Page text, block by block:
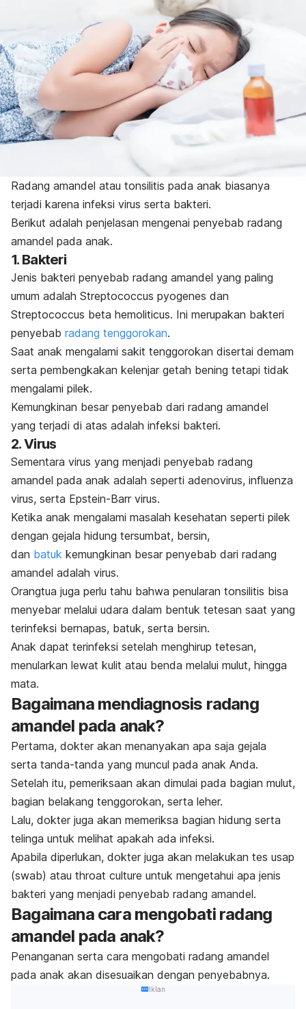
Radang amandel atau tonsilitis pada anak biasanya
terjadi karena infeksi virus serta bakteri.
Berikut adalah penjelasan mengenai penyebab radang
amandel pada anak.
1. Bakteri
Jenis bakteri penyebab radang amandel yang paling
umum adalah Streptococcus pyogenes dan
Streptococcus beta hemoliticus. Ini merupakan bakteri
penyebab radang tenggorokan.
Saat anak mengalami sakit tenggorokan disertai demam
serta pembengkakan kelenjar getah bening tetapi tidak
mengalami pilek.
Kemungkinan besar penyebab dari radang amandel
yang terjadi di atas adalah infeksi bakteri.
2. Virus
Sementara virus yang menjadi penyebab radang
amandel pada anak adalah seperti adenovirus, influenza
virus, serta Epstein-Barr virus.
Ketika anak mengalami masalah kesehatan seperti pilek
dengan gejala hidung tersumbat, bersin,
dan batuk kemungkinan besar penyebab dari radang
amandel adalah virus.
Orangtua juga perlu tahu bahwa penularan tonsilitis bisa
menyebar melalui udara dalam bentuk tetesan saat yang
terinfeksi bernapas, batuk, serta bersin.
Anak dapat terinfeksi setelah menghirup tetesan,
menularkan lewat kulit atau benda melalui mulut, hingga
mata.
Bagaimana mendiagnosis radang
amandel pada anak?
Pertama, dokter akan menanyakan apa saja gejala
serta tanda-tanda yang muncul pada anak Anda.
Setelah itu, pemeriksaan akan dimulai pada bagian mulut,
bagian belakang tenggorokan, serta leher.
Lalu, dokter juga akan memeriksa bagian hidung serta
telinga untuk melihat apakah ada infeksi.
Apabila diperlukan, dokter juga akan melakukan tes usap
(swab) atau throat culture untuk mengetahui apa jenis
bakteri yang menjadi penyebab radang amandel.
Bagaimana cara mengobati radang
amandel pada anak?
Penanganan serta cara mengobati radang amandel
pada anak akan disesuaikan dengan penyebabnya.
Iklan